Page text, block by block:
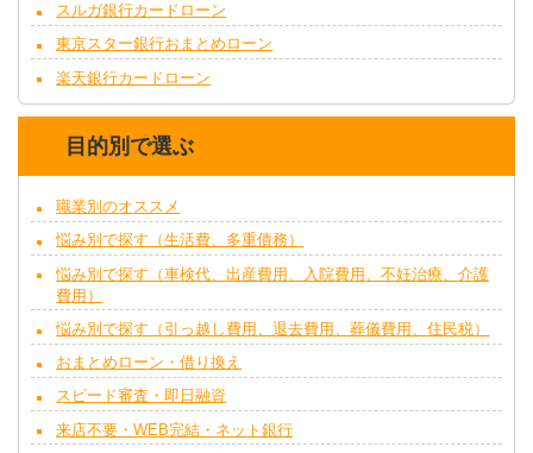
スルガ銀行カードローン
東京スター銀行おまとめローン
楽天銀行カードローン
目的別で選ぶ
職業別のオススメ
悩み別で探す（生活費、多重債務）
悩み別で探す（車検代、出産費用、入院費用、不妊治療、介護
費用）
悩み別で探す（引っ越し費用、退去費用、葬儀費用、住民税）
おまとめローン・借り換え
スピード審査・即日融資
来店不要・WEB完結・ネット銀行